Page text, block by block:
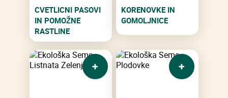
CVETLICNI PASOVI
IN POMOŽNE
RASTLINE
KORENOVKE IN
GOMOLJNICE